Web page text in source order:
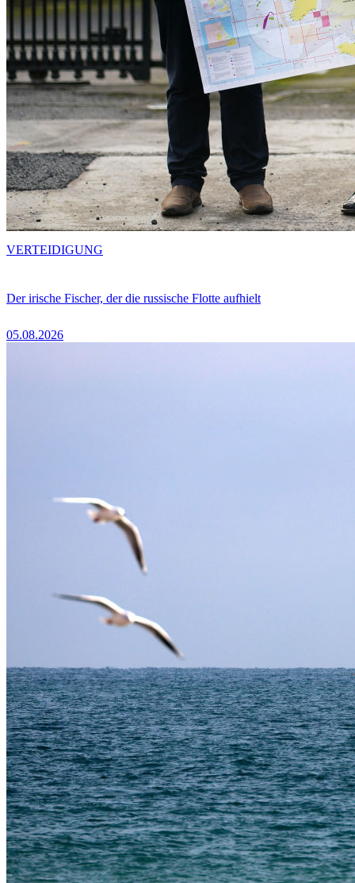
Der irische Fischer, der die russische Flotte aufhielt
05.08.2026
VERTEIDIGUNG